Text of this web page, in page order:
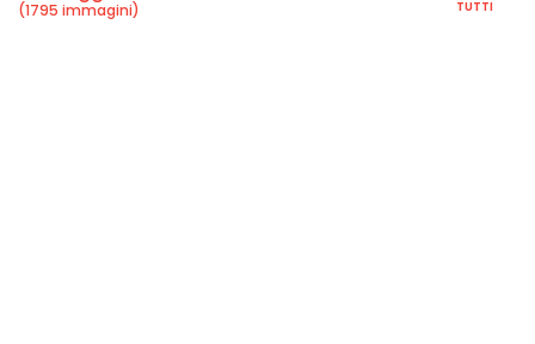
(1795 immagini)
TUTTI